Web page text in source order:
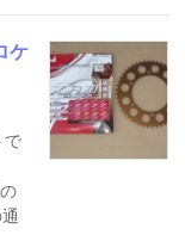
ケ
で